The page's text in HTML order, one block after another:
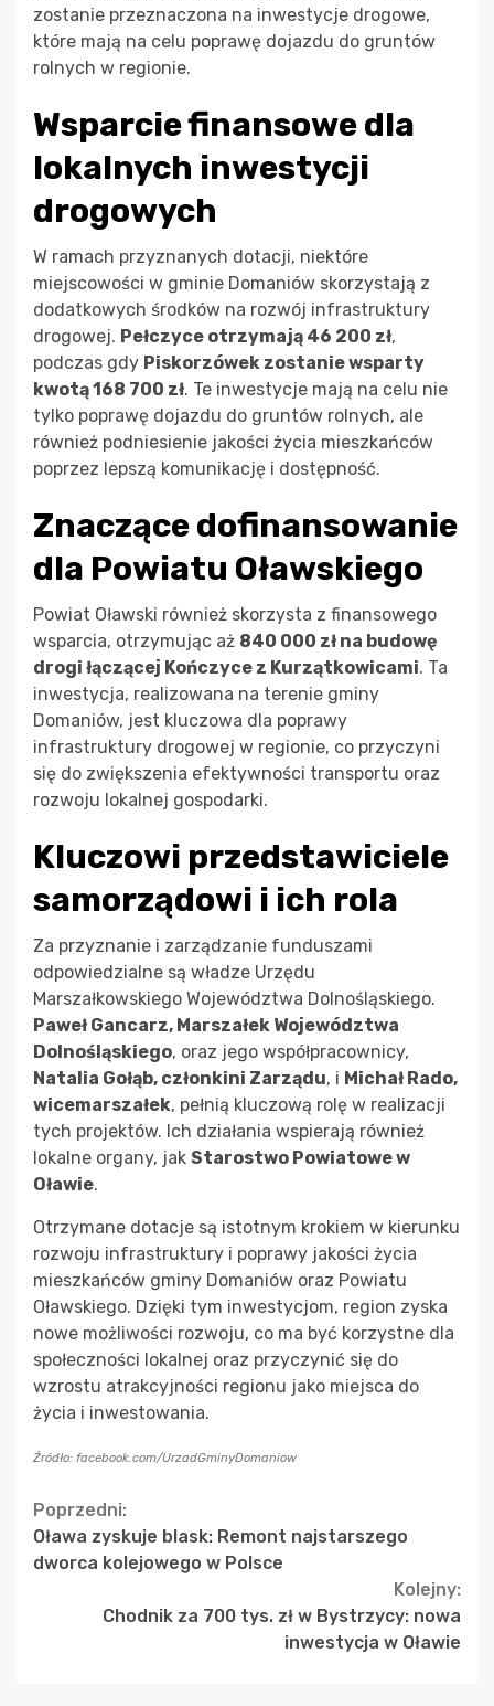
zostanie przeznaczona na inwestycje drogowe,
które mają na celu poprawę dojazdu do gruntów
rolnych w regionie.
Wsparcie finansowe dla
lokalnych inwestycji
drogowych
W ramach przyznanych dotacji, niektóre
miejscowości w gminie Domaniów skorzystają z
dodatkowych środków na rozwój infrastruktury
drogowej. Pełczyce otrzymają 46 200 zł,
podczas gdy Piskorzówek zostanie wsparty
kwotą 168 700 zł. Te inwestycje mają na celu nie
tylko poprawę dojazdu do gruntów rolnych, ale
również podniesienie jakości życia mieszkańców
poprzez lepszą komunikację i dostępność.
Znaczące dofinansowanie
dla Powiatu Oławskiego
Powiat Oławski również skorzysta z finansowego
wsparcia, otrzymując aż 840 000 zł na budowę
drogi łączącej Kończyce z Kurzątkowicami. Ta
inwestycja, realizowana na terenie gminy
Domaniów, jest kluczowa dla poprawy
infrastruktury drogowej w regionie, co przyczyni
się do zwiększenia efektywności transportu oraz
rozwoju lokalnej gospodarki.
Kluczowi przedstawiciele
samorządowi i ich rola
Za przyznanie i zarządzanie funduszami
odpowiedzialne są władze Urzędu
Marszałkowskiego Województwa Dolnośląskiego.
Paweł Gancarz, Marszałek Województwa
Dolnośląskiego, oraz jego współpracownicy,
Natalia Gołąb, członkini Zarządu, i Michał Rado,
wicemarszałek, pełnią kluczową rolę w realizacji
tych projektów. Ich działania wspierają również
lokalne organy, jak Starostwo Powiatowe w
Oławie.
Otrzymane dotacje są istotnym krokiem w kierunku
rozwoju infrastruktury i poprawy jakości życia
mieszkańców gminy Domaniów oraz Powiatu
Oławskiego. Dzięki tym inwestycjom, region zyska
nowe możliwości rozwoju, co ma być korzystne dla
społeczności lokalnej oraz przyczynić się do
wzrostu atrakcyjności regionu jako miejsca do
życia i inwestowania.
Źródło: facebook.com/UrzadGminyDomaniow
Continue
Reading
Poprzedni:
Oława zyskuje blask: Remont najstarszego
dworca kolejowego w Polsce
Kolejny:
Chodnik za 700 tys. zł w Bystrzycy: nowa
inwestycja w Oławie